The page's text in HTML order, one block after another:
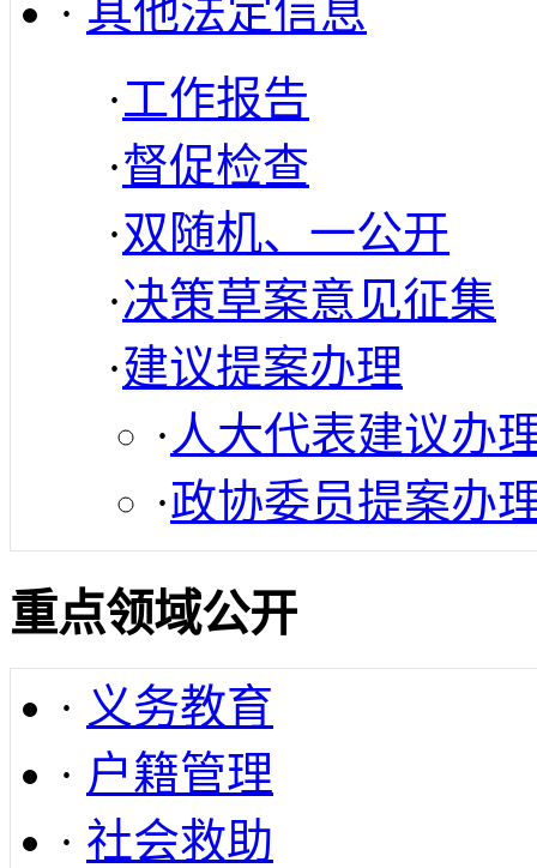
· 其他法定信息
·工作报告
·督促检查
·双随机、一公开
·决策草案意见征集
·建议提案办理
· 人大代表建议办
·政协委员提案办
重点领域公开
· 义务教育
· 户籍管理
· 社会救助